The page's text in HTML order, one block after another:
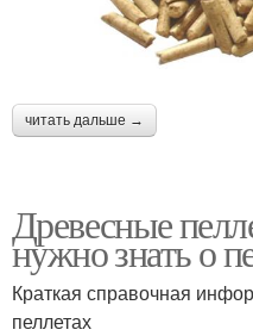
читать дальше →
Древесные
нужно знать о
Краткая справочная
пеллетах